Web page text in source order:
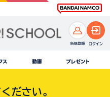
ださい。